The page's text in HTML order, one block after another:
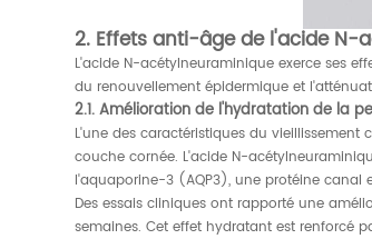
2. Effets anti-âge de l'acide N-
L'acide N-acétylneuraminique exerce ses
du renouvellement épidermique et
2.1. Amélioration de l'hydratation de la
L'une des caractéristiques du
couche cornée. L'acide N-
l'aquaporine-3 (AQP3), une protéine canal
Des essais cliniques ont rapporté une
semaines. Cet effet hydratant est renforcé